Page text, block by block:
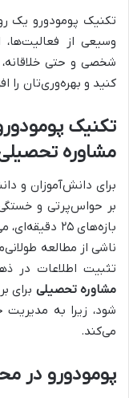
تکنیک پومودورو یک
وسیعی از فعالیت‌ها،
شخصی و حتی
کنید و بهره‌وری‌تان را
تکنیک
مشاوره
برای دانش‌آموزان و
بر حواس‌پرتی و
بازه‌های ۲۵
ناشی از مطالعه
تثبیت اطلاعات در
مشاوره تحصیلی برای
شود، زیرا به
می‌کند.
پومودورو در